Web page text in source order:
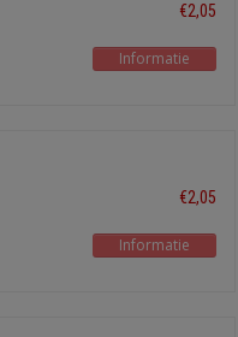
€2,05
Informatie
€2,05
Informatie